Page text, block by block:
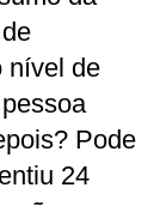
nível de
Pode
24